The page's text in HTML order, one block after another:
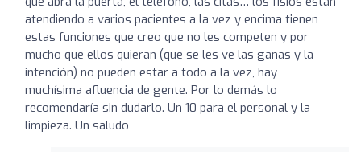
atendiendo a varios pacientes a la vez y encima tienen
estas funciones que creo que no les competen y por
mucho que ellos quieran (que se les ve las ganas y la
intención) no pueden estar a todo a la vez, hay
muchísima afluencia de gente. Por lo demás lo
recomendaría sin dudarlo. Un 10 para el personal y la
limpieza. Un saludo